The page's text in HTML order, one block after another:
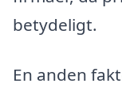
betydeligt.
En anden